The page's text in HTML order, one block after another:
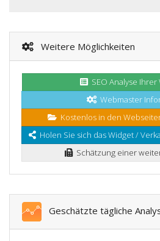
Weitere Möglichkeiten
SEO Analyse Ihrer
Webmaster
Kostenlos in den
Holen Sie sich das Widget /
Schätzung einer
Geschätzte tägliche